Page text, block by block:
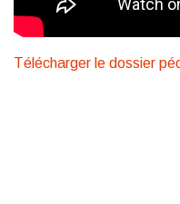
Télécharger le dossier